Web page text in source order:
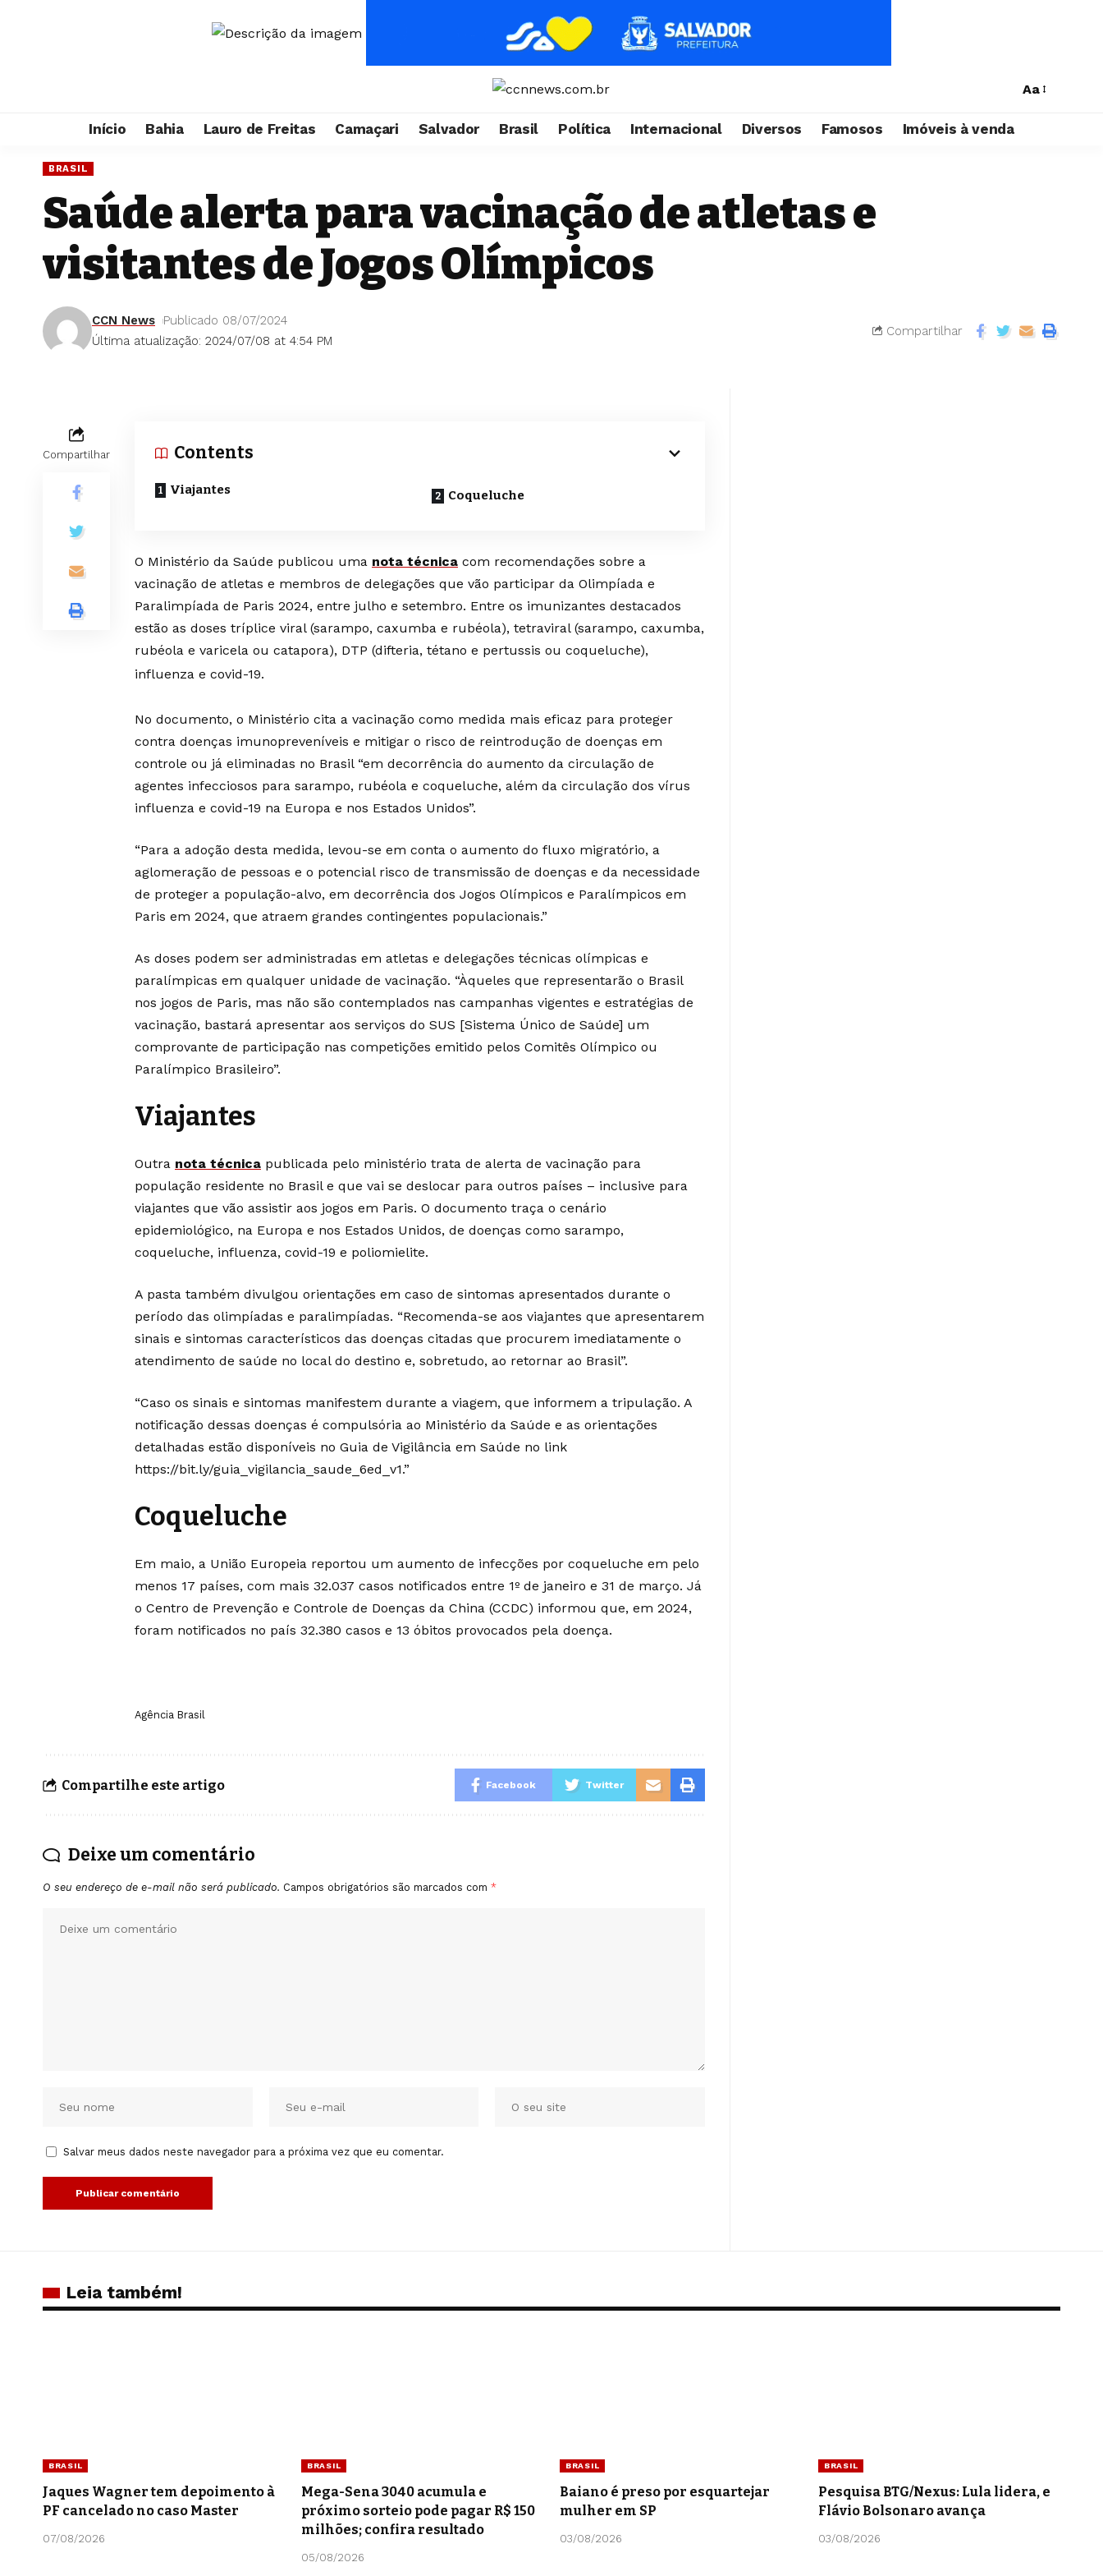
Aa
Início Bahia Lauro de Freitas Camaçari Salvador Brasil Política Internacional Diversos Famosos Imóveis à venda
BRASIL
Saúde alerta para vacinação de atletas e
visitantes de Jogos Olímpicos
Última atualização: 2024/07/08 at 4:54 PM
CCN News Publicado 08/07/2024
Compartilhar
Compartilhar Contents
Viajantes Coqueluche
O Ministério da Saúde publicou uma nota técnica com recomendações sobre a
vacinação de atletas e membros de delegações que vão participar da Olimpíada e
Paralimpíada de Paris 2024, entre julho e setembro. Entre os imunizantes destacados
estão as doses tríplice viral (sarampo, caxumba e rubéola), tetraviral (sarampo, caxumba,
rubéola e varicela ou catapora), DTP (difteria, tétano e pertussis ou coqueluche),
influenza e covid-19.
No documento, o Ministério cita a vacinação como medida mais eficaz para proteger
contra doenças imunopreveníveis e mitigar o risco de reintrodução de doenças em
controle ou já eliminadas no Brasil “em decorrência do aumento da circulação de
agentes infecciosos para sarampo, rubéola e coqueluche, além da circulação dos vírus
influenza e covid-19 na Europa e nos Estados Unidos”.
“Para a adoção desta medida, levou-se em conta o aumento do fluxo migratório, a
aglomeração de pessoas e o potencial risco de transmissão de doenças e da necessidade
de proteger a população-alvo, em decorrência dos Jogos Olímpicos e Paralímpicos em
Paris em 2024, que atraem grandes contingentes populacionais.”
As doses podem ser administradas em atletas e delegações técnicas olímpicas e
paralímpicas em qualquer unidade de vacinação. “Àqueles que representarão o Brasil
nos jogos de Paris, mas não são contemplados nas campanhas vigentes e estratégias de
vacinação, bastará apresentar aos serviços do SUS [Sistema Único de Saúde] um
comprovante de participação nas competições emitido pelos Comitês Olímpico ou
Paralímpico Brasileiro”.
Viajantes
Outra nota técnica publicada pelo ministério trata de alerta de vacinação para
população residente no Brasil e que vai se deslocar para outros países – inclusive para
viajantes que vão assistir aos jogos em Paris. O documento traça o cenário
epidemiológico, na Europa e nos Estados Unidos, de doenças como sarampo,
coqueluche, influenza, covid-19 e poliomielite.
A pasta também divulgou orientações em caso de sintomas apresentados durante o
período das olimpíadas e paralimpíadas. “Recomenda-se aos viajantes que apresentarem
sinais e sintomas característicos das doenças citadas que procurem imediatamente o
atendimento de saúde no local do destino e, sobretudo, ao retornar ao Brasil”.
“Caso os sinais e sintomas manifestem durante a viagem, que informem a tripulação. A
notificação dessas doenças é compulsória ao Ministério da Saúde e as orientações
detalhadas estão disponíveis no Guia de Vigilância em Saúde no link
https://bit.ly/guia_vigilancia_saude_6ed_v1.”
Coqueluche
Em maio, a União Europeia reportou um aumento de infecções por coqueluche em pelo
menos 17 países, com mais 32.037 casos notificados entre 1º de janeiro e 31 de março. Já
o Centro de Prevenção e Controle de Doenças da China (CCDC) informou que, em 2024,
foram notificados no país 32.380 casos e 13 óbitos provocados pela doença.
Agência Brasil
Compartilhe este artigo Facebook Twitter
Deixe um comentário
O seu endereço de e-mail não será publicado. Campos obrigatórios são marcados com *
Salvar meus dados neste navegador para a próxima vez que eu comentar.
Leia também!
BRASIL
Jaques Wagner tem depoimento à
PF cancelado no caso Master
07/08/2026
BRASIL
Mega-Sena 3040 acumula e
próximo sorteio pode pagar R$ 150
milhões; confira resultado
05/08/2026
BRASIL
Baiano é preso por esquartejar
mulher em SP
03/08/2026
BRASIL
Pesquisa BTG/Nexus: Lula lidera, e
Flávio Bolsonaro avança
03/08/2026